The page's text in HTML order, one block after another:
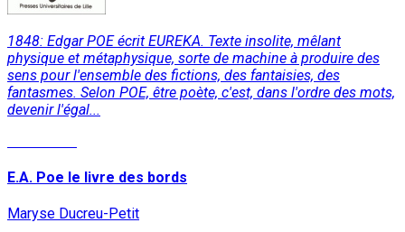
1848: Edgar POE écrit EUREKA. Texte insolite, mêlant
physique et métaphysique, sorte de machine à produire des
sens pour l'ensemble des fictions, des fantaisies, des
fantasmes. Selon POE, être poète, c'est, dans l'ordre des mots,
devenir l'égal...
E.A. Poe le livre des bords
Maryse Ducreu-Petit